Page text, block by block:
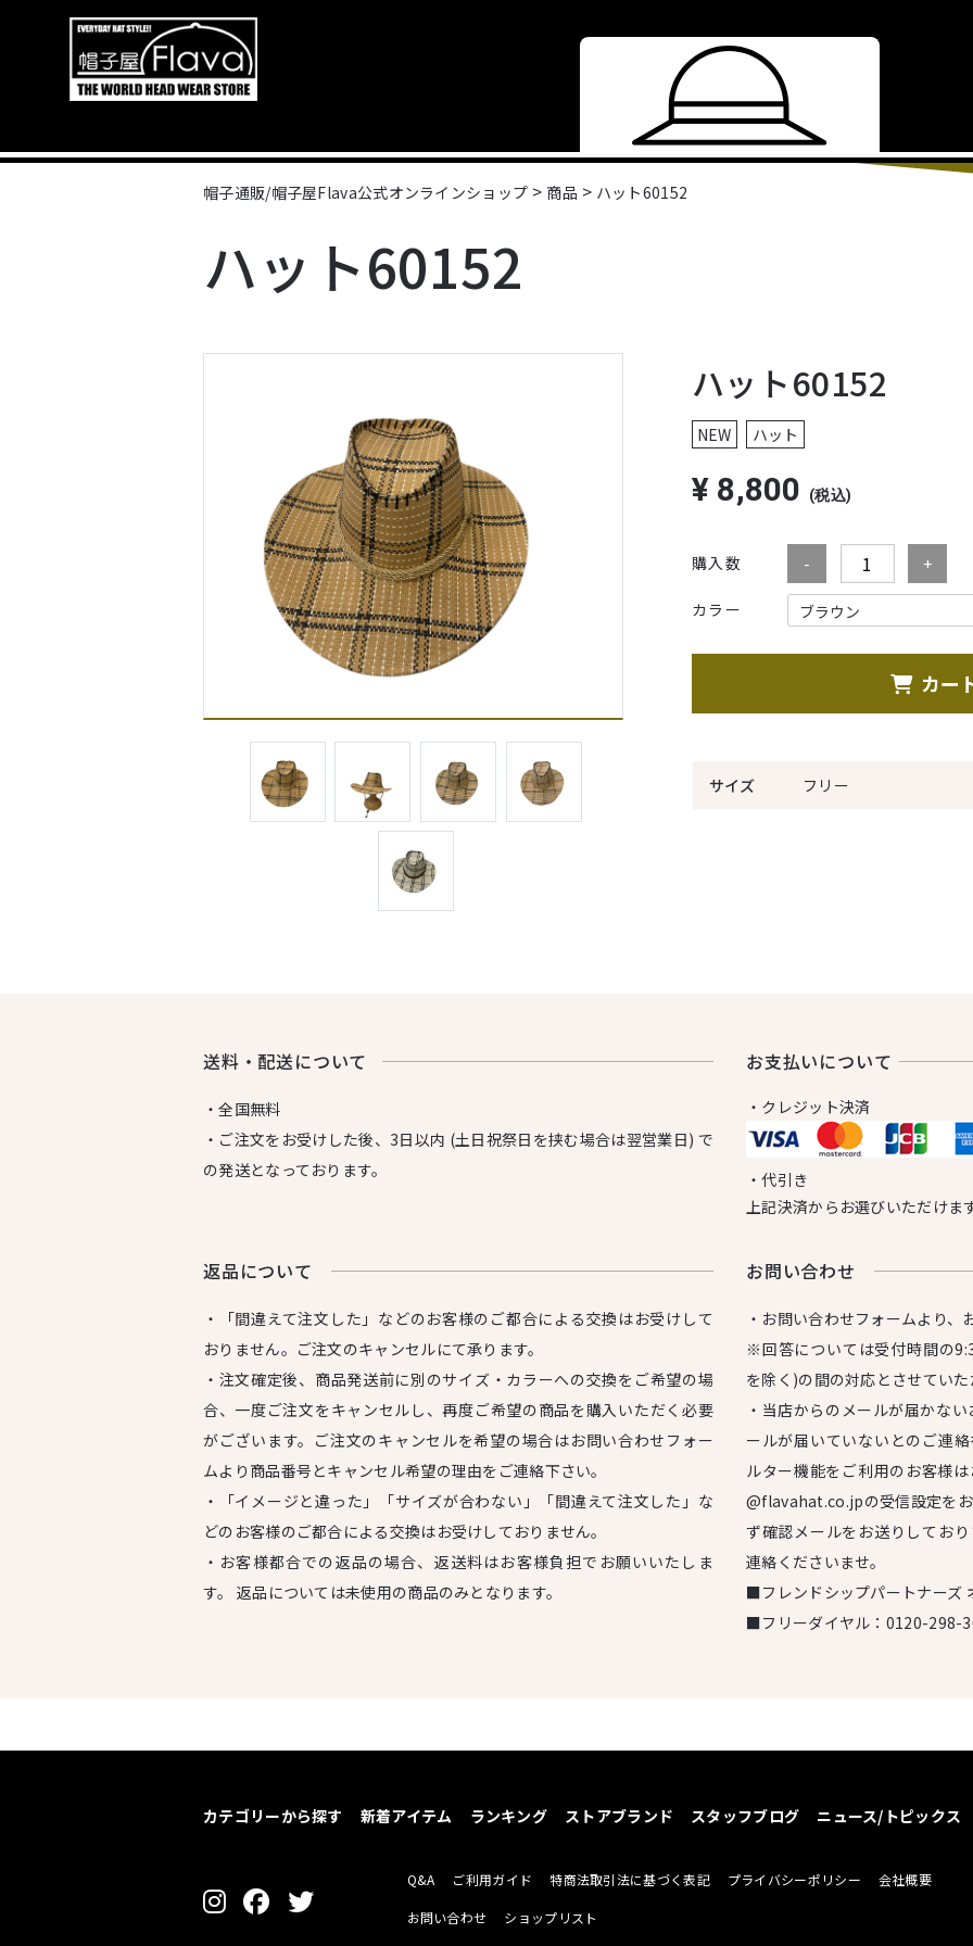
帽子通販/帽子屋Flava公式オンラインショップ > 商品 > ハット60152
ハット60152
ハット60152
NEW ハット
¥8,800 (税込)
購入数
カラー
カー
サイズ フリー
送料・配送について
・全国無料
・ご注文をお受けした後、3日以内 (土日祝祭日を挟む場合は翌営業日) で
の発送となっております。
お⽀払いについて
・クレジット決済
・代引き
上記決済からお選びいただけます
返品について
・「間違えて注文した」などのお客様のご都合による交換はお受けして
おりません。ご注文のキャンセルにて承ります。
・注文確定後、商品発送前に別のサイズ・カラーへの交換をご希望の場
合、一度ご注文をキャンセルし、再度ご希望の商品を購入いただく必要
がございます。ご注文のキャンセルを希望の場合はお問い合わせフォー
ムより商品番号とキャンセル希望の理由をご連絡下さい。
・「イメージと違った」「サイズが合わない」「間違えて注文した」な
どのお客様のご都合による交換はお受けしておりません。
・お客様都合での返品の場合、返送料はお客様負担でお願いいたしま
す。 返品については未使用の商品のみとなります。
お問い合わせ
・お問い合わせフォームより、
※回答については受付時間の
を除く)の間の対応とさせていた
・当店からのメールが届かな
ールが届いていないとのご連
ルター機能をご利用のお客様
@flavahat.co.jpの受信設定を
ず確認メールをお送りしてお
連絡くださいませ。
■フレンドシップパートナーズ
■フリーダイヤル： 0120-298-
カテゴリーから探す 新着アイテム ランキング ストアブランド スタッフブログ ニュース/トピックス
Q&A ご利用ガイド 特商法取引法に基づく表記 プライバシーポリシー 会社概要
お問い合わせ ショップリスト